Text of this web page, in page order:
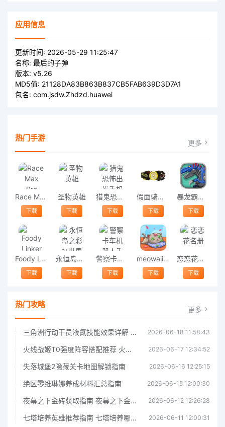
应用信息
更新时间: 2026-05-29 11:25:47
名称: 最后的子弹
版本: v5.26
MD5值: 21128DA83B863B837CB5FAB639D3D7A1
包名: com.jsdw.Zhdzd.huawei
热门手游 更多
Race Max Pro
下载
圣物英雄
下载
猎鬼恐怖出发手机版
下载
假面骑士01变身模拟器最新版
下载
暴龙霸王机甲最新版
下载
Foody Linker安卓版
下载
永恒岛之彩虹世界
下载
警察卡车机器人手机版
下载
meowaii游戏
下载
恋恋花名册
下载
热门攻略 更多
三角洲行动干员液氮技能效果详解 三角洲行动干员液氮技能介绍 2026-06-18 11:58:43
火线战姬T0强度阵容搭配推荐 火线战姬T0强度阵容哪个好 2026-06-17 12:34:52
失落城堡2隐藏关卡地图解锁指南 2026-06-16 12:25:15
绝区零维琳娜养成材料汇总指南 2026-06-15 12:00:30
夜幕之下金砖获取指南 夜幕之下金砖获取方法 2026-06-12 12:26:28
七塔培养英雄推荐指南 七塔培养哪个英雄好 2026-06-11 12:00:31